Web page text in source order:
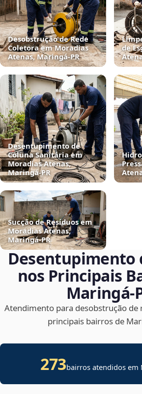
Desobstrução de Rede
Coletora em Moradias
Atenas, Maringá‑PR
de
Desentupimento de
Coluna Sanitária em
Moradias Atenas,
Maringá‑PR
Sucção de Resíduos em
Moradias Atenas,
Maringá‑PR
Desentupimento
nos Principais
Atendimento para desobstrução de
principais bairros de
273bairros atendidos em